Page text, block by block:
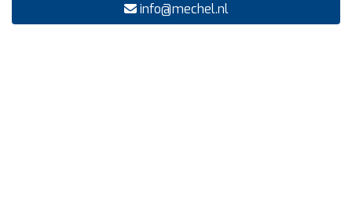
info@mechel.nl